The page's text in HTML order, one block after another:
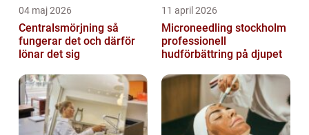
04 maj 2026
Centralsmörjning så
fungerar det och därför
lönar det sig
11 april 2026
Microneedling stockholm
professionell
hudförbättring på djupet